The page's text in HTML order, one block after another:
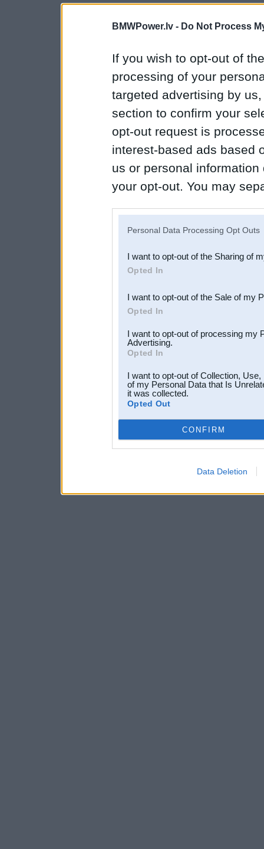
BMWPower.lv - Do Not Process
If you wish to opt-out of
processing of your
targeted advertising by
section to confirm your
opt-out request is
interest-based ads based
us or personal
your opt-out. You may
Downstream Participants
third parties.
Personal Data Processing Opt Outs
I want to opt-out of the Sharing of
Opted In
I want to opt-out of the Sale of my
Opted In
I want to opt-out of processing my
Advertising.
Opted In
I want to opt-out of Collection,
of my Personal Data that Is
it was collected.
Opted Out
CONFIRM
Data Deletion